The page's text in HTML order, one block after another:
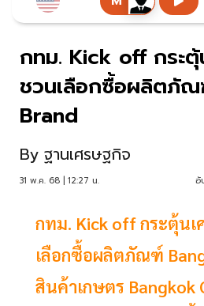
กทม. Kick off กระตุ้
ชวนเลือกซื้อผลิตภั
Brand
By ฐานเศรษฐกิจ
31 พ.ค. 68 | 12:27 น. อั
กทม. Kick off กระตุ้น
เลือกซื้อผลิตภัณฑ์
สินค้าเกษตร Bangkok